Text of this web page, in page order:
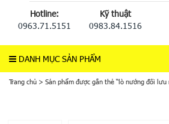
Hotline:
0963.71.5151
Kỹ thuật
0983.84.1516
DANH MỤC SẢN PHẨM
Trang chủ > Sản phẩm được gắn thẻ “lò nướng đối lưu